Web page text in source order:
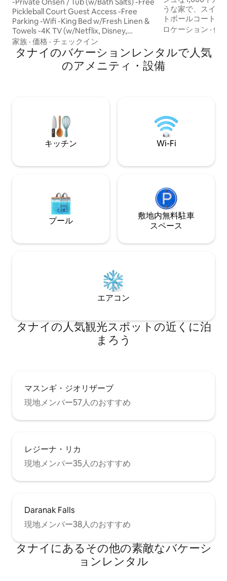
Pickleball Court Guest Access -Free
Parking -Wifi -King Bed w/Fresh Linen &
Towels -4K TV (w/Netflix, Disney,
Amazon) -Fully AC -Working Table
w/Monitor -Shampoo, Soap & Toilet
Paper -Microwave/Rice Cooker/E-
Kettle/Refrigerator -Fresh Coffee
seeking a nature immersion just 15 mins
away from Tagaytay.
家族 · 価格 · チェックイン
うな家で、スイ
トボールコート
ルーム、ビデオ
たはリラックスし
最適です。ご滞在
ラブハウスのよう
は完全にゲートで
はCCTVカメラが
な周囲のフェンス
ロケーション ·価
タナイのバケーションレンタルで人気
のアメニティ・設備
キッチン Wi-Fi
プール
敷地内無料駐⁠車
ス⁠ペ⁠ー⁠ス
エアコン
タナイの人気観光スポットの近くに泊
まろう
マスンギ・ジオリザーブ
現地メンバー57人のおすすめ
レジーナ・リカ
現地メンバー35人のおすすめ
Daranak Falls
現地メンバー38人のおすすめ
タナイにあるその他の素敵なバケーシ
ョンレンタル